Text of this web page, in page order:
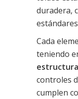
duradera,
Cada
teniendo
controles
cumplen